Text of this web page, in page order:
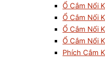
Ổ Cắm Nổi
Ổ Cắm Nối
Ổ Cắm Nối
Ổ Cắm Nổi
Phích Cắm